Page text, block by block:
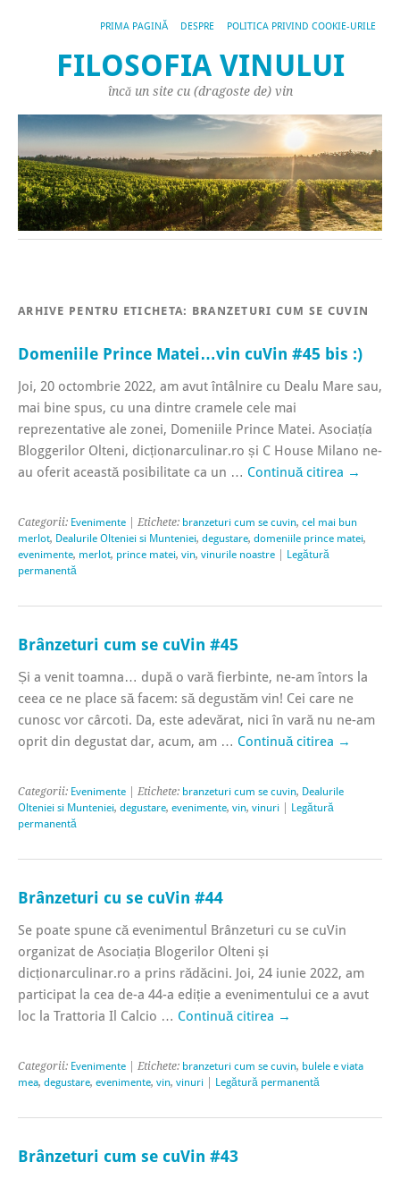
PRIMA PAGINĂ DESPRE POLITICA PRIVIND COOKIE-URILE
FILOSOFIA VINULUI
încă un site cu (dragoste de) vin
ARHIVE PENTRU ETICHETA: BRANZETURI CUM SE CUVIN
Domeniile Prince Matei…vin cuVin #45 bis :)
Joi, 20 octombrie 2022, am avut întâlnire cu Dealu Mare sau,
mai bine spus, cu una dintre cramele cele mai
reprezentative ale zonei, Domeniile Prince Matei. Asociațía
Bloggerilor Olteni, dicționarculinar.ro și C House Milano ne-
au oferit această posibilitate ca un … Continuă citirea →
Categorii: Evenimente | Etichete: branzeturi cum se cuvin, cel mai bun
merlot, Dealurile Olteniei si Munteniei, degustare, domeniile prince matei,
evenimente, merlot, prince matei, vin, vinurile noastre
Legătură
permanentă
Brânzeturi cum se cuVin #45
Și a venit toamna… după o vară fierbinte, ne-am întors la
ceea ce ne place să facem: să degustăm vin! Cei care ne
cunosc vor cârcoti. Da, este adevărat, nici în vară nu ne-am
oprit din degustat dar, acum, am … Continuă citirea →
Categorii: Evenimente | Etichete: branzeturi cum se cuvin, Dealurile
Olteniei si Munteniei, degustare, evenimente, vin, vinuri
Legătură
permanentă
Brânzeturi cu se cuVin #44
Se poate spune că evenimentul Brânzeturi cu se cuVin
organizat de Asociația Blogerilor Olteni și
dicționarculinar.ro a prins rădăcini. Joi, 24 iunie 2022, am
participat la cea de-a 44-a ediție a evenimentului ce a avut
loc la Trattoria Il Calcio … Continuă citirea →
Categorii: Evenimente | Etichete: branzeturi cum se cuvin, bulele e viata
mea, degustare, evenimente, vin, vinuri Legătură permanentă
Brânzeturi cum se cuVin #43